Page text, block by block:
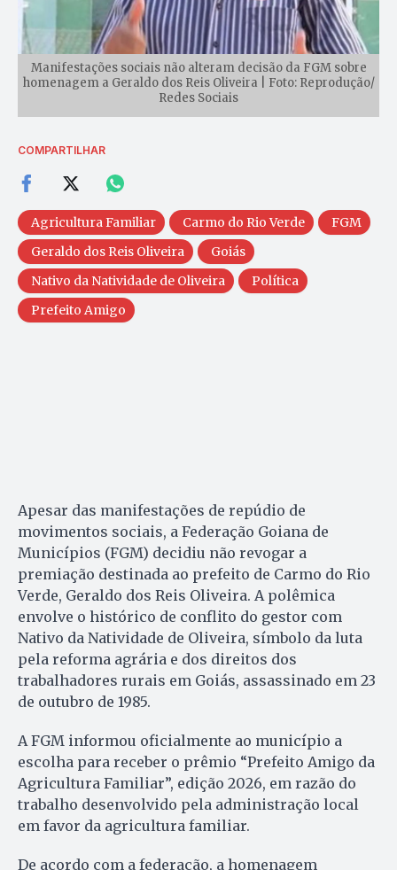
Manifestações sociais não alteram decisão da FGM sobre
homenagem a Geraldo dos Reis Oliveira | Foto: Reprodução/
Redes Sociais
COMPARTILHAR
Agricultura Familiar Carmo do Rio Verde
FGM
Geraldo dos Reis Oliveira
Goiás
Nativo da Natividade de Oliveira
Política
Prefeito Amigo
Apesar das manifestações de repúdio de
movimentos sociais, a Federação Goiana de
Municípios (FGM) decidiu não revogar a
premiação destinada ao prefeito de Carmo do Rio
Verde, Geraldo dos Reis Oliveira. A polêmica
envolve o histórico de conflito do gestor com
Nativo da Natividade de Oliveira, símbolo da luta
pela reforma agrária e dos direitos dos
trabalhadores rurais em Goiás, assassinado em 23
de outubro de 1985.
A FGM informou oficialmente ao município a
escolha para receber o prêmio “Prefeito Amigo da
Agricultura Familiar”, edição 2026, em razão do
trabalho desenvolvido pela administração local
em favor da agricultura familiar.
De acordo com a federação, a homenagem